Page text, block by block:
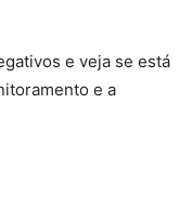
e veja se está
e a